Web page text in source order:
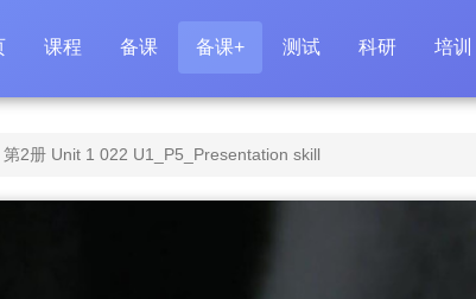
课程 备课 备课+ 测试 科研 培训
2册 Unit 1 022 U1_P5_Presentation skill